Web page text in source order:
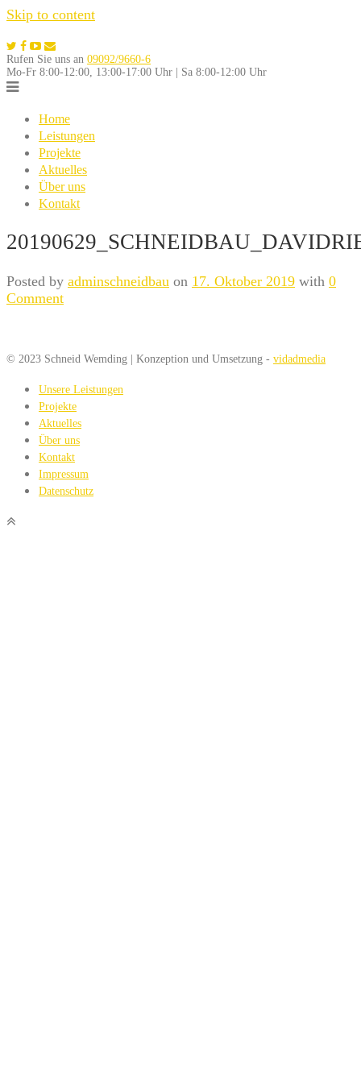
Skip to content
Rufen Sie uns an 09092/9660-6
Mo-Fr 8:00-12:00, 13:00-17:00 Uhr | Sa 8:00-12:00 Uhr
Home
Leistungen
Projekte
Aktuelles
Über uns
Kontakt
Posted by adminschneidbau on 17. Oktober 2019 with 0
Comment
© 2023 Schneid Wemding | Konzeption und Umsetzung - vidadmedia
Unsere Leistungen
Projekte
Aktuelles
Über uns
Kontakt
Impressum
Datenschutz